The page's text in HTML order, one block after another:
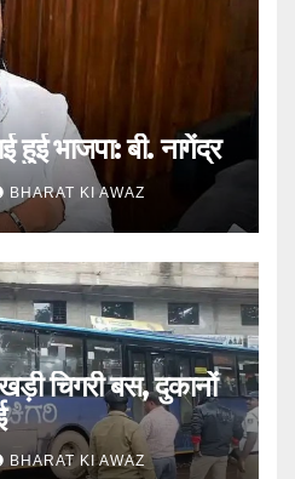
हुई भाजपा: बी. नागेंद्र
BHARAT KI AWAZ
चिगरी बस, दुकानों
BHARAT KI AWAZ